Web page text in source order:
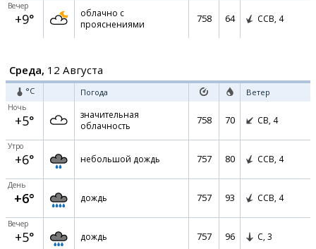
Вечер
+9°
облачно с
прояснениями
758 64 ССВ, 4
Среда, 12 Августа
°C Погода Ветер
Ночь
+5°
значительная
облачность
758 70 СВ, 4
Утро
+6° небольшой дождь 757 80 ССВ, 4
День
+6° дождь 757 93 ССВ, 4
Вечер
+5° дождь 757 96 С, 3